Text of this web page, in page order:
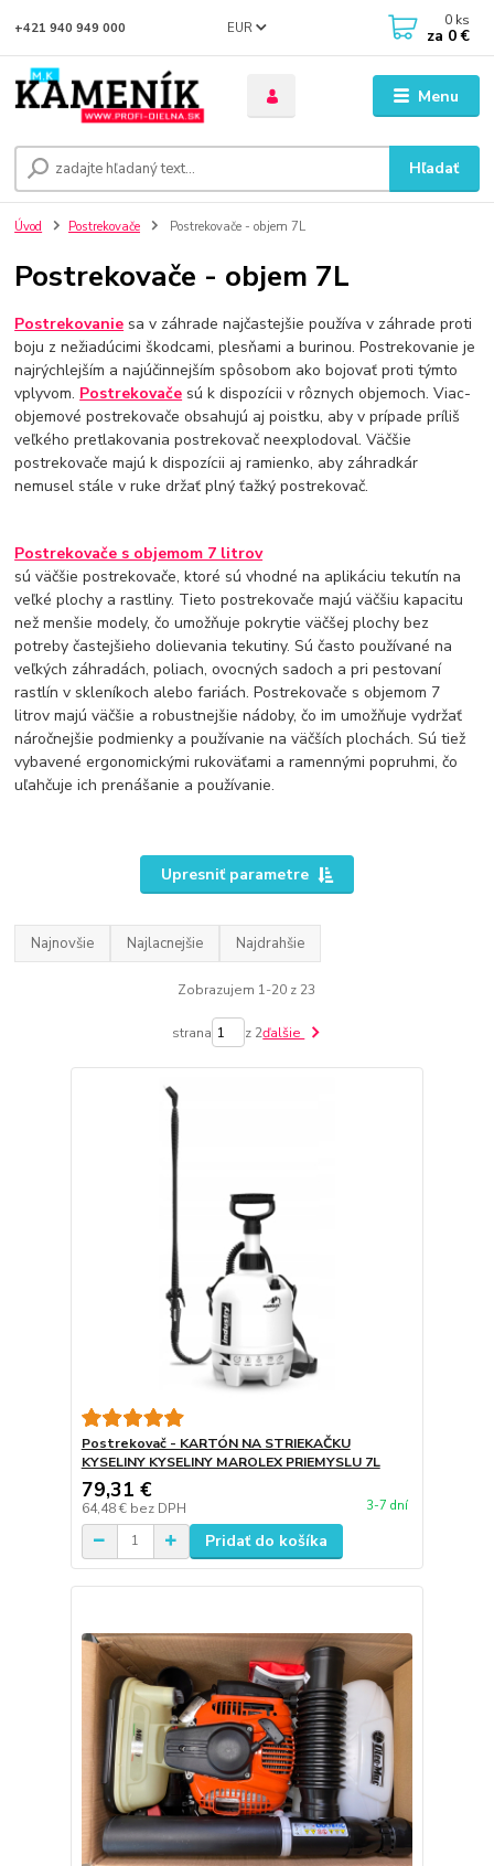
Menu
EUR
Hľadať
+421 940 949 000 0 ks
za 0 €
Úvod Postrekovače Postrekovače - objem 7L
Postrekovače - objem 7L
Postrekovanie sa v záhrade najčastejšie používa v záhrade proti
boju z nežiadúcimi škodcami, plesňami a burinou. Postrekovanie je
najrýchlejším a najúčinnejším spôsobom ako bojovať proti týmto
vplyvom. Postrekovače sú k dispozícii v rôznych objemoch. Viac-
objemové postrekovače obsahujú aj poistku, aby v prípade príliš
veľkého pretlakovania postrekovač neexplodoval. Väčšie
postrekovače majú k dispozícii aj ramienko, aby záhradkár
nemusel stále v ruke držať plný ťažký postrekovač.
Postrekovače s objemom 7 litrov
sú väčšie postrekovače, ktoré sú vhodné na aplikáciu tekutín na
veľké plochy a rastliny. Tieto postrekovače majú väčšiu kapacitu
než menšie modely, čo umožňuje pokrytie väčšej plochy bez
potreby častejšieho dolievania tekutiny. Sú často používané na
veľkých záhradách, poliach, ovocných sadoch a pri pestovaní
rastlín v skleníkoch alebo fariách. Postrekovače s objemom 7
litrov majú väčšie a robustnejšie nádoby, čo im umožňuje vydržať
náročnejšie podmienky a používanie na väčších plochách. Sú tiež
vybavené ergonomickými rukoväťami a ramennými popruhmi, čo
uľahčuje ich prenášanie a používanie.
Upresniť parametre
Najnovšie Najlacnejšie Najdrahšie
Zobrazujem 1-20 z 23
strana z 2ďalšie
Postrekovač - KARTÓN NA STRIEKAČKU
KYSELINY KYSELINY MAROLEX PRIEMYSLU 7L
79,31 €
64,48 € bez DPH 3-7 dní
Pridať do košíka